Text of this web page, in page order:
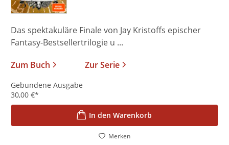
Das spektakuläre Finale von Jay Kristoffs epischer
Fantasy-Bestsellertrilogie u ...
Zum Buch
Zur Serie
Gebundene Ausgabe
30,00 €*
In den Warenkorb
Merken